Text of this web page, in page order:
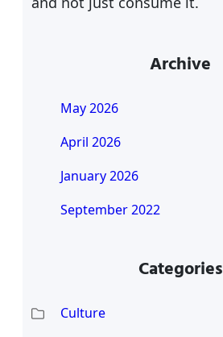
Archive
May 2026
April 2026
January 2026
September 2022
Categories
Culture